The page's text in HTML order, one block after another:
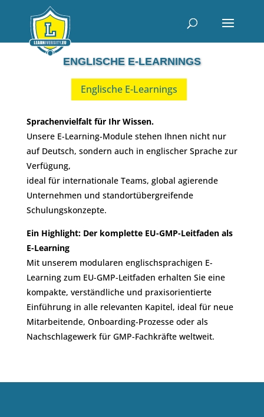
ENGLISCHE E-LEARNINGS
Englische E-Learnings
Sprachenvielfalt für Ihr Wissen.
Unsere E-Learning-Module stehen Ihnen nicht nur
auf Deutsch, sondern auch in englischer Sprache zur
Verfügung,
ideal für internationale Teams, global agierende
Unternehmen und standortübergreifende
Schulungskonzepte.
Ein Highlight: Der komplette EU-GMP-Leitfaden als
E-Learning
Mit unserem modularen englischsprachigen E-
Learning zum EU-GMP-Leitfaden erhalten Sie eine
kompakte, verständliche und praxisorientierte
Einführung in alle relevanten Kapitel, ideal für neue
Mitarbeitende, Onboarding-Prozesse oder als
Nachschlagewerk für GMP-Fachkräfte weltweit.